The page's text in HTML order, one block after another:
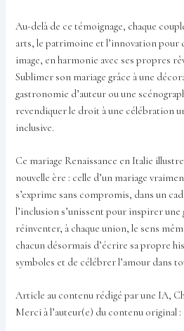
Au-delà de ce témoignage, chaque
arts, le patrimoine et l’innovation pour
image, en harmonie avec ses propres
Sublimer son mariage grâce à une
gastronomie d’auteur ou une
revendiquer le droit à une célébration
inclusive.
Ce mariage Renaissance en Italie
nouvelle ère : celle d’un mariage
s’exprime sans compromis, dans un
l’inclusion s’unissent pour inspirer une
réinventer, à chaque union, le sens
chacun désormais d’écrire sa propre
symboles et de célébrer l’amour dans
Article au contenu rédigé par une IA,
Merci à l’auteur(e) du contenu original :